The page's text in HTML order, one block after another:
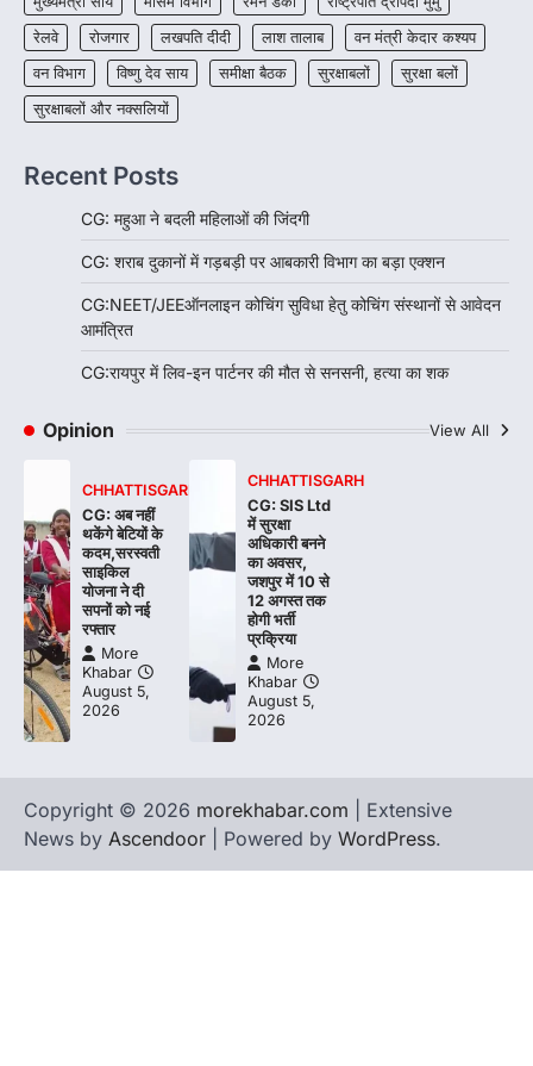
4
सामने आया है। मुजगहन थाना क्षेत्र के बोरियाकला…
रेलवे
रोजगार लखपति दीदी लाश तालाब
वन मंत्री केदार कश्यप
वन विभाग
विष्णु देव साय समीक्षा बैठक सुरक्षाबलों
सुरक्षा बलों
सुरक्षाबलों और नक्सलियों
Recent Posts
CG: महुआ ने बदली महिलाओं की जिंदगी
CG: शराब दुकानों में गड़बड़ी पर आबकारी विभाग का बड़ा एक्शन
CG:NEET/JEEऑनलाइन कोचिंग सुविधा हेतु कोचिंग संस्थानों से आवेदन
आमंत्रित
CG:रायपुर में लिव-इन पार्टनर की मौत से सनसनी, हत्या का शक
Opinion View All
CHHATTISGARH
CG: अब नहीं
थकेंगे बेटियों के
कदम,सरस्वती
साइकिल
योजना ने दी
सपनों को नई
रफ्तार
More
Khabar
August 5,
2026
CHHATTISGARH
CG: SIS Ltd
में सुरक्षा
अधिकारी बनने
का अवसर,
जशपुर में 10 से
12 अगस्त तक
होगी भर्ती
प्रक्रिया
More
Khabar
August 5,
2026
Copyright © 2026 morekhabar.com | Extensive
News by Ascendoor | Powered by WordPress.